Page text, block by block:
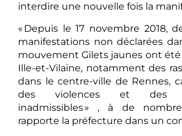
interdire une nouvelle fois la
« Depuis le 17 novembre 2018,
manifestations non déclarées
mouvement Gilets jaunes ont été
Ille-et-Vilaine, notamment des
dans le centre-ville de Rennes,
des violences et des
inadmissibles » , à de
rapporte la préfecture dans un